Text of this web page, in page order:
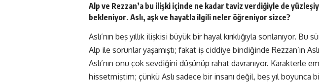
Alp ve Rezzan’a bu ilişki içinde ne kadar taviz verdiğiyle de
bekleniyor. Aslı, aşk ve hayatla ilgili neler öğreniyor sizce?
Aslı’nın beş yıllık ilişkisi büyük bir hayal kırıklığıyla sonlanıyor.
Alp ile sorunlar yaşamıştı; fakat iş ciddiye bindiğinde Rezzan’ın
Aslı’nın onu çok sevdiğini düşünüp rahat davranıyor. Karakterle
hissetmiştim; çünkü Aslı sadece bir insanı değil, beş yıl boyunca